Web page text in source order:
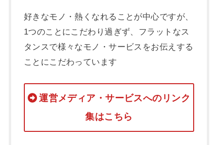
好きなモノ・熱くなれることが中心ですが、
1つのことにこだわり過ぎず、フラットなス
タンスで様々なモノ・サービスをお伝えする
ことにこだわっています
運営メディア・サービスへのリンク
集はこちら